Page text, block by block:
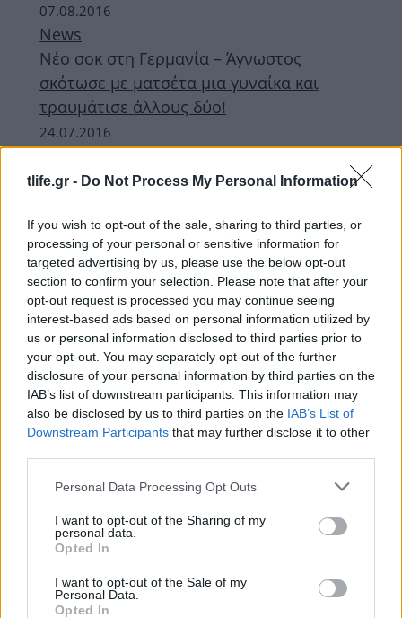
tlife.gr - Do Not Process My Personal Information
If you wish to opt-out of the sale, sharing to third parties, or
processing of your personal or sensitive information for
targeted advertising by us, please use the below opt-out
section to confirm your selection. Please note that after your
opt-out request is processed you may continue seeing
interest-based ads based on personal information utilized by
us or personal information disclosed to third parties prior to
your opt-out. You may separately opt-out of the further
disclosure of your personal information by third parties on the
IAB’s list of downstream participants. This information may
also be disclosed by us to third parties on the IAB’s List of
Downstream Participants that may further disclose it to other
Please note that this website/app uses one or more Google
not limited to your visit or usage behaviour. You may click to
grant or deny consent to Google and its third-party tags to
use your data for below specified purposes in below Google
consent section.
Personal Data Processing Opt Outs
I want to opt-out of the Sharing of my
personal data.
Opted In
I want to opt-out of the Sale of my
Personal Data.
Opted In
07.08.2016
News
Νέο σοκ στη Γερμανία – Άγνωστος
σκότωσε με ματσέτα μια γυναίκα και
τραυμάτισε άλλους δύο!
24.07.2016
News
Μόναχο: Αυτός είναι ο 18χρονος Έλληνας
ΔΙΑΦΗΜΙΣΗ
Μόναχο: Συγκλονίζει η ιστορία του ήρωα
Έλληνα που έπεσε νεκρός! Πέθανε για να
σώσει την αδελφή του!
23.07.2016